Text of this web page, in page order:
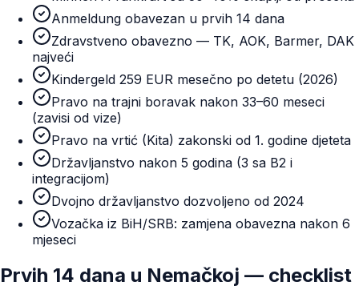
Anmeldung obavezan u prvih 14 dana
Zdravstveno obavezno — TK, AOK, Barmer, DAK
najveći
Kindergeld 259 EUR mesečno po detetu (2026)
Pravo na trajni boravak nakon 33–60 meseci
(zavisi od vize)
Pravo na vrtić (Kita) zakonski od 1. godine djeteta
Državljanstvo nakon 5 godina (3 sa B2 i
integracijom)
Dvojno državljanstvo dozvoljeno od 2024
Vozačka iz BiH/SRB: zamjena obavezna nakon 6
mjeseci
Prvih 14 dana u Nemačkoj — checklist